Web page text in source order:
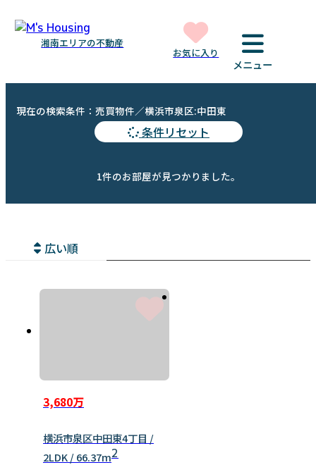
湘南エリアの不動産
お気に入り
メニュー
現在の検索条件：売買物件／横浜市泉区:中田東
条件リセット
1件のお部屋が見つかりました。
広い順
3,680万
横浜市泉区中田東4丁目 /
2LDK / 66.37m2